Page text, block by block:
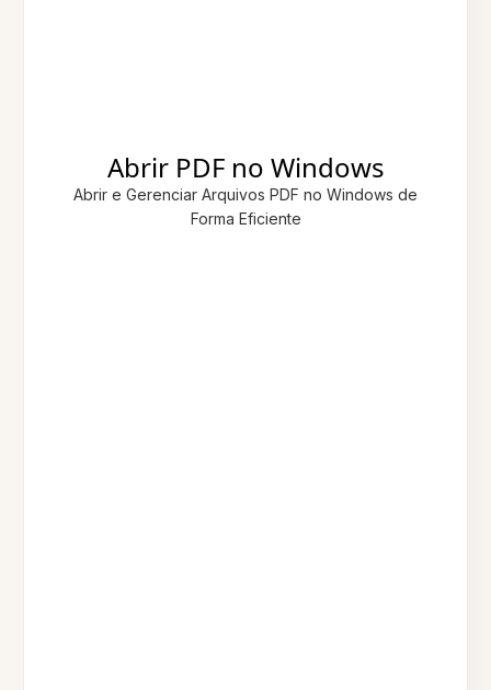
Abrir PDF no Windows
Abrir e Gerenciar Arquivos PDF no Windows de
Forma Eficiente